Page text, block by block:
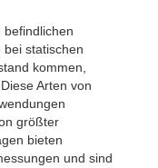
befindlichen
statischen
kommen,
Arten von
größter
bieten
und sind